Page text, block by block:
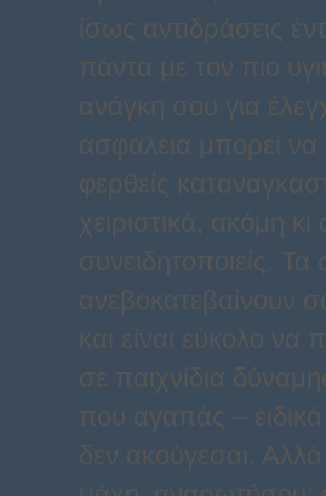
ίσως αντιδράσεις
πάντα με τον πιο
ανάγκη σου για
ασφάλεια μπορεί
φερθείς
χειριστικά, ακόμη κι
συνειδητοποιείς.
ανεβοκατεβαίνουν
και είναι εύκολο να
σε παιχνίδια
που αγαπάς – ειδικά
δεν ακούγεσαι.